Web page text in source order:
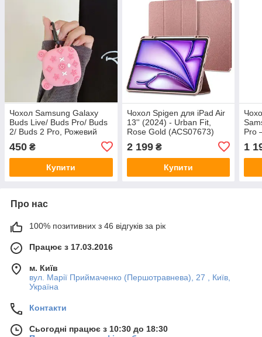
Чохол Samsung Galaxy
Buds Live/ Buds Pro/ Buds
2/ Buds 2 Pro, Рожевий
450 ₴
Купити
Чохол Spigen для iPad Air
13'' (2024) - Urban Fit,
Rose Gold (ACS07673)
2 199₴
Купити
Pro
1
Про нас
100% позитивних з 46 відгуків за рік
Працює з 17.03.2016
м. Київ
вул. Марії Приймаченко (Першотравнева), 27 , Київ,
Україна
Контакти
Сьогодні працює з 10:30 до 18:30